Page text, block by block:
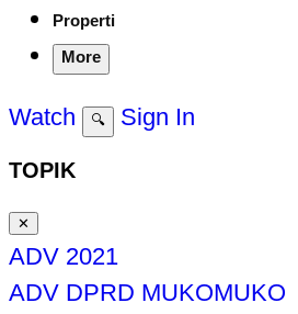
Properti
More
Watch 🔍 Sign In
TOPIK
✕
ADV 2021
ADV DPRD MUKOMUKO